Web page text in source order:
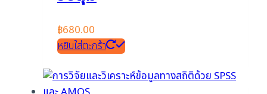
฿680.00
หยิบใส่ตะกร้า